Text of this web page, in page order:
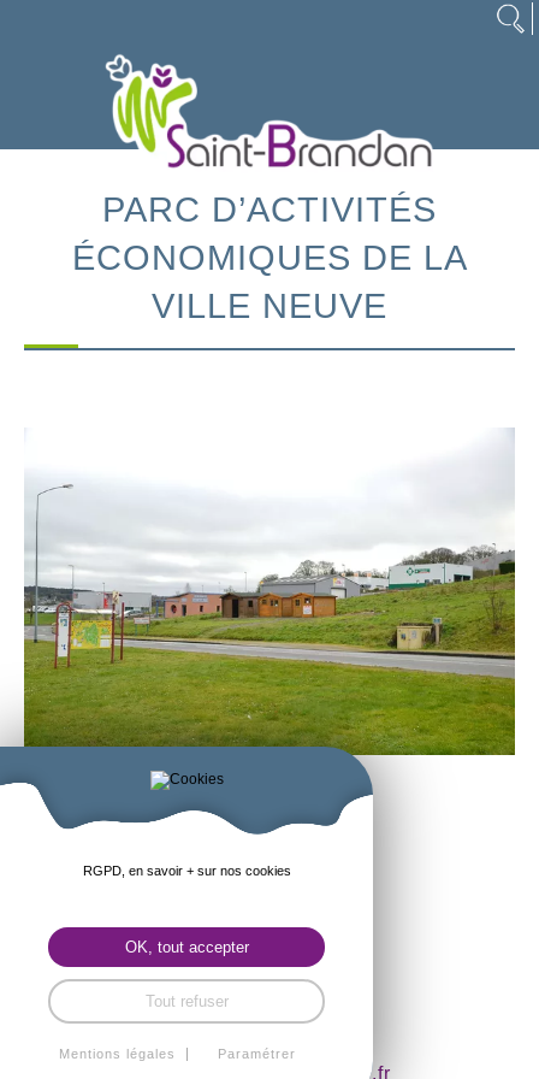
PARC D’ACTIVITÉS
ÉCONOMIQUES DE LA
VILLE NEUVE
Plan :
Parc d'activités
image satellite
Tél : 02.96.74.90.36
info.saint-brandan@wanadoo.fr
RGPD, en savoir + sur nos cookies
OK, tout accepter
Tout refuser
Mentions légales Paramétrer